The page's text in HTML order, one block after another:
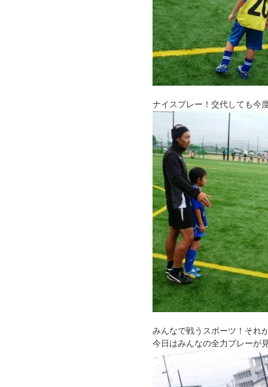
ナイスプレー！交代しても今
みんなで戦うスポーツ！それ
今日はみんなの全力プレーが